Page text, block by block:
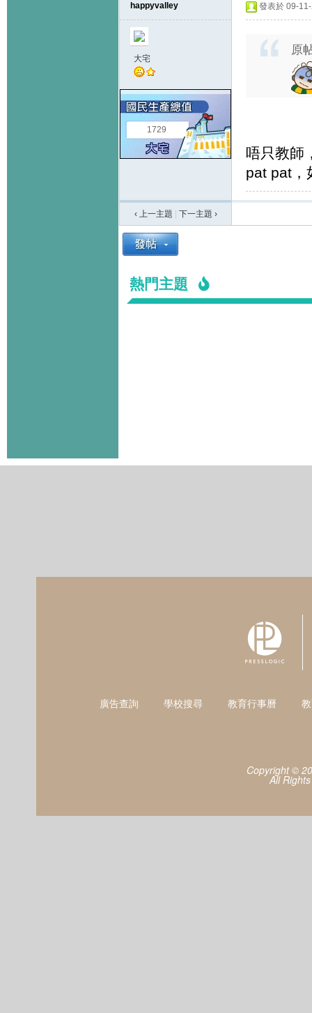
happyvalley
大宅
1729
發表於 09-
原
唔只教師
pat pat，
‹ 上一主題 下一主題 ›
熱門主題
廣告查詢 學校搜尋 教育行事曆
Copyright ©
All